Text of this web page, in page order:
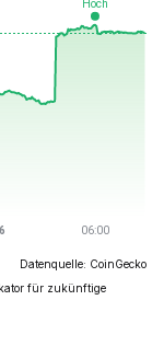
Datenquelle: CoinGecko
für zukünftige